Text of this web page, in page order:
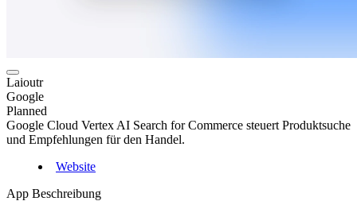
Laioutr
Google
Planned
Google Cloud Vertex AI Search for Commerce steuert Produktsuche
und Empfehlungen für den Handel.
Website
App Beschreibung